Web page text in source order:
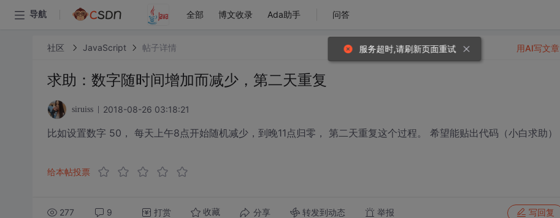
导航 全部 博文收录 Ada助手 问答
社区 JavaScript 帖子详情
求助：数字随时间增加而减少，第二天重复
siruiss 2018-08-26 03:18:21
比如设置数字 50， 每天上午8点开始随机减少，到晚11点归零， 第二天重复这个过程。 希望能贴出代码（小白求助）
给本帖投票
277 9 打赏 收藏 分享 转发到动态 举报 写回复
用AI写文章
服务超时,请刷新页面重试